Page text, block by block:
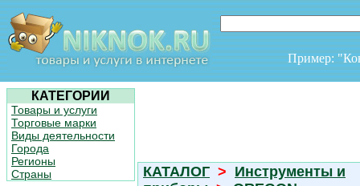
Пример:
КАТЕГОРИИ
Товары и услуги
Торговые марки
Виды деятельности
Города
Регионы
Страны
КАТАЛОГ > Инструменты и